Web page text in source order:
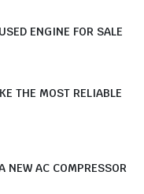
ENGINE FOR SALE
THE MOST RELIABLE
NEW AC COMPRESSOR